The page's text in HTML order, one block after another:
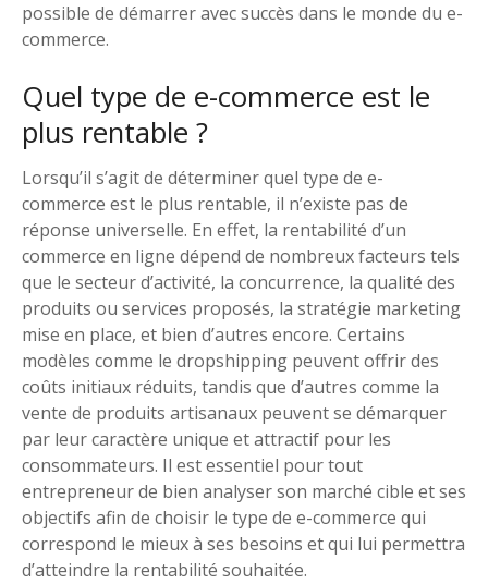
possible de démarrer avec succès dans le monde du e-
commerce.
Quel type de e-commerce est le
plus rentable ?
Lorsqu’il s’agit de déterminer quel type de e-
commerce est le plus rentable, il n’existe pas de
réponse universelle. En effet, la rentabilité d’un
commerce en ligne dépend de nombreux facteurs tels
que le secteur d’activité, la concurrence, la qualité des
produits ou services proposés, la stratégie marketing
mise en place, et bien d’autres encore. Certains
modèles comme le dropshipping peuvent offrir des
coûts initiaux réduits, tandis que d’autres comme la
vente de produits artisanaux peuvent se démarquer
par leur caractère unique et attractif pour les
consommateurs. Il est essentiel pour tout
entrepreneur de bien analyser son marché cible et ses
objectifs afin de choisir le type de e-commerce qui
correspond le mieux à ses besoins et qui lui permettra
d’atteindre la rentabilité souhaitée.